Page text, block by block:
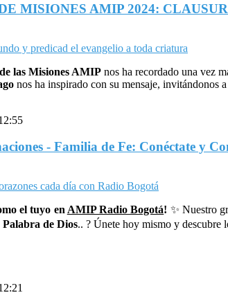
MISIONES AMIP 2024:
las Misiones AMIP nos ha recordado una vez
nos ha inspirado con su mensaje, invitándonos
- Familia de Fe: Conéctate y
el tuyo en AMIP Radio Bogotá! ✨ Nuestro
Palabra de Dios.. ? Únete hoy mismo y descubre